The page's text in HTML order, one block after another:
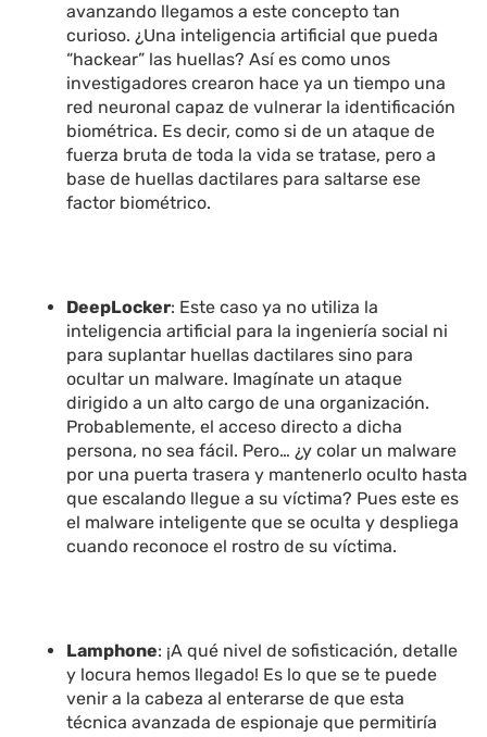
avanzando llegamos a este concepto tan
curioso. ¿Una inteligencia artificial que pueda
“hackear” las huellas? Así es como unos
investigadores crearon hace ya un tiempo una
red neuronal capaz de vulnerar la identificación
biométrica. Es decir, como si de un ataque de
fuerza bruta de toda la vida se tratase, pero a
base de huellas dactilares para saltarse ese
factor biométrico.
DeepLocker: Este caso ya no utiliza la
inteligencia artificial para la ingeniería social ni
para suplantar huellas dactilares sino para
ocultar un malware. Imagínate un ataque
dirigido a un alto cargo de una organización.
Probablemente, el acceso directo a dicha
persona, no sea fácil. Pero… ¿y colar un malware
por una puerta trasera y mantenerlo oculto hasta
que escalando llegue a su víctima? Pues este es
el malware inteligente que se oculta y despliega
cuando reconoce el rostro de su víctima.
Lamphone: ¡A qué nivel de sofisticación, detalle
y locura hemos llegado! Es lo que se te puede
venir a la cabeza al enterarse de que esta
técnica avanzada de espionaje que permitiría